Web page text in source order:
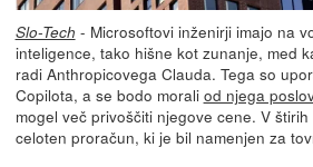
Slo-Tech - Microsoftovi inženirji imajo na
inteligence, tako hišne kot zunanje, med
radi Anthropicovega Clauda. Tega so
Copilota, a se bodo morali od njega
mogel več privoščiti njegove cene. V
celoten proračun, ki je bil namenjen za